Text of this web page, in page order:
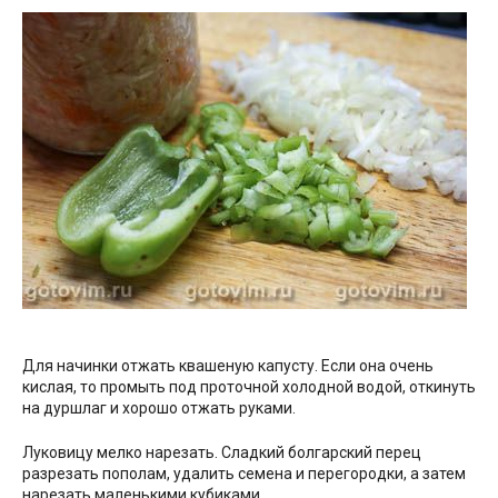
Для начинки отжать квашеную капусту. Если она очень
кислая, то промыть под проточной холодной водой, откинуть
на дуршлаг и хорошо отжать руками.
Луковицу мелко нарезать. Сладкий болгарский перец
разрезать пополам, удалить семена и перегородки, а затем